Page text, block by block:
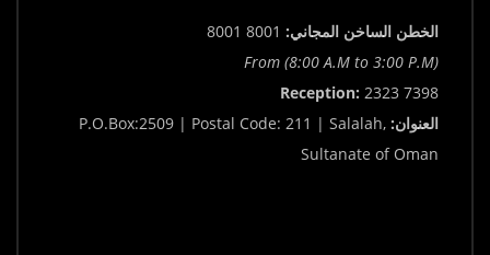
الخطن الساخن المجاني: 8001 8001
From (8:00 A.M to 3:00 P.M)
Reception: 2323 7398
العنوان: P.O.Box:2509 | Postal Code: 211 | Salalah,
Sultanate of Oman